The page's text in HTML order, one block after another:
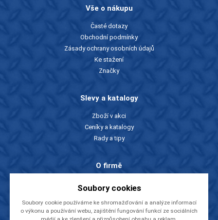
Vše o nákupu
Časté dotazy
Obchodní podmínky
Zásady ochrany osobních údajů
Ke stažení
Značky
Slevy a katalogy
Zboží v akci
Ceníky a katalogy
Rady a tipy
O firmě
Kontakty
Videa
EU dotace
Soubory cookies
Soubory cookie používáme ke shromažďování a analýze informací
o výkonu a používání webu, zajištění fungování funkcí ze sociálních